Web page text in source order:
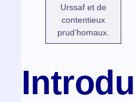
Urssaf et de
contentieux
prud’homaux.